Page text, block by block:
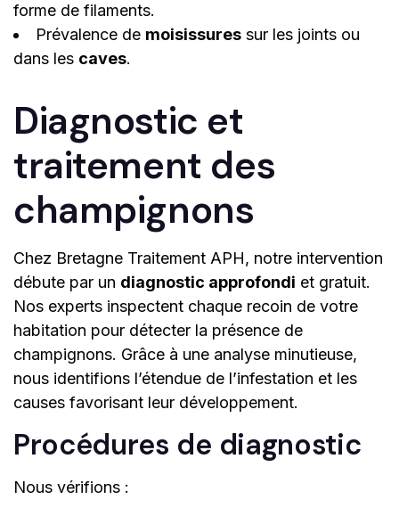
forme de filaments.
Prévalence de moisissures sur les joints ou
dans les caves.
Diagnostic et
traitement des
champignons
Chez Bretagne Traitement APH, notre intervention
débute par un diagnostic approfondi et gratuit.
Nos experts inspectent chaque recoin de votre
habitation pour détecter la présence de
champignons. Grâce à une analyse minutieuse,
nous identifions l’étendue de l’infestation et les
causes favorisant leur développement.
Procédures de diagnostic
Nous vérifions :